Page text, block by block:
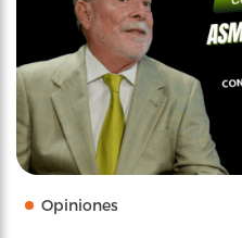
Opiniones